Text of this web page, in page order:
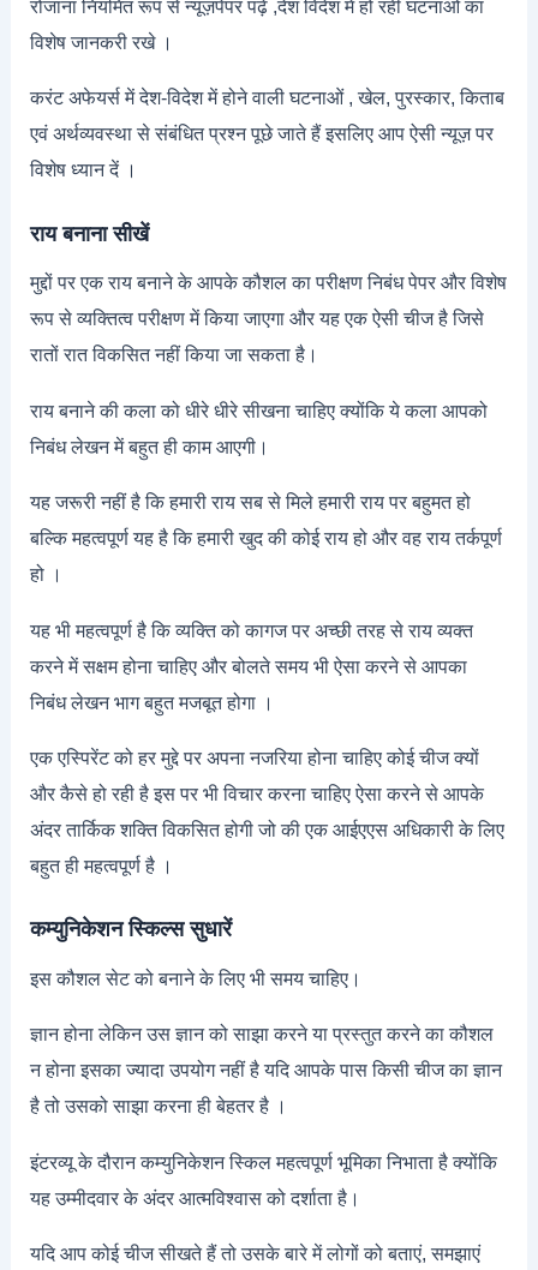
रोजाना नियमित रूप से न्यूज़पेपर पढ़े ,देश विदेश में हो रही घटनाओं का
विशेष जानकरी रखे ।
करंट अफेयर्स में देश-विदेश में होने वाली घटनाओं , खेल, पुरस्कार, किताब
एवं अर्थव्यवस्था से संबंधित प्रश्न पूछे जाते हैं इसलिए आप ऐसी न्यूज़ पर
विशेष ध्यान दें ।
राय बनाना सीखें
मुद्दों पर एक राय बनाने के आपके कौशल का परीक्षण निबंध पेपर और विशेष
रूप से व्यक्तित्व परीक्षण में किया जाएगा और यह एक ऐसी चीज है जिसे
रातों रात विकसित नहीं किया जा सकता है।
राय बनाने की कला को धीरे धीरे सीखना चाहिए क्योंकि ये कला आपको
निबंध लेखन में बहुत ही काम आएगी।
यह जरूरी नहीं है कि हमारी राय सब से मिले हमारी राय पर बहुमत हो
बल्कि महत्वपूर्ण यह है कि हमारी खुद की कोई राय हो और वह राय तर्कपूर्ण
हो ।
यह भी महत्वपूर्ण है कि व्यक्ति को कागज पर अच्छी तरह से राय व्यक्त
करने में सक्षम होना चाहिए और बोलते समय भी ऐसा करने से आपका
निबंध लेखन भाग बहुत मजबूत होगा ।
एक एस्पिरेंट को हर मुद्दे पर अपना नजरिया होना चाहिए कोई चीज क्यों
और कैसे हो रही है इस पर भी विचार करना चाहिए ऐसा करने से आपके
अंदर तार्किक शक्ति विकसित होगी जो की एक आईएएस अधिकारी के लिए
बहुत ही महत्वपूर्ण है ।
कम्युनिकेशन स्किल्स सुधारें
इस कौशल सेट को बनाने के लिए भी समय चाहिए।
ज्ञान होना लेकिन उस ज्ञान को साझा करने या प्रस्तुत करने का कौशल
न होना इसका ज्यादा उपयोग नहीं है यदि आपके पास किसी चीज का ज्ञान
है तो उसको साझा करना ही बेहतर है ।
इंटरव्यू के दौरान कम्युनिकेशन स्किल महत्वपूर्ण भूमिका निभाता है क्योंकि
यह उम्मीदवार के अंदर आत्मविश्वास को दर्शाता है।
यदि आप कोई चीज सीखते हैं तो उसके बारे में लोगों को बताएं, समझाएं